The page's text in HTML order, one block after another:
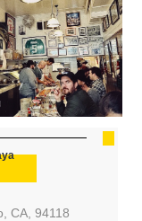
CA, 94118